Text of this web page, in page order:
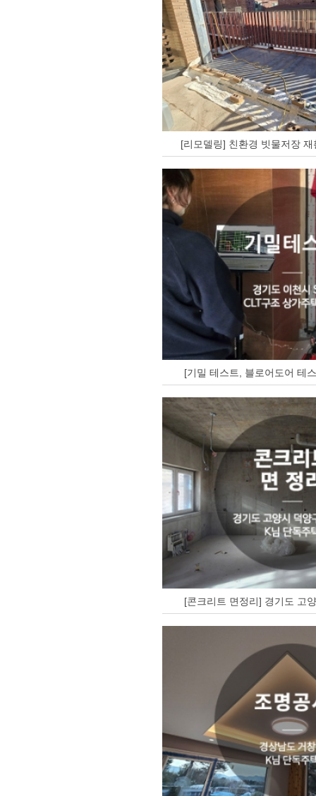
[리모델링] 친환경 빗물저장
[기밀 테스트, 블로어도어 테
[콘크리트 면정리] 경기도 고